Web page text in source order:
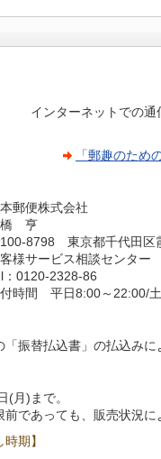
インターネットでの
「郵趣のため
郵便株式会社
橋 亨
8798 東京都千代田区
様サービス相談センター
：0120-2328-86
時間 平日8:00～22:00/
「振替払込書」の払込み
(月)まで。
前であっても、販売状況
期】